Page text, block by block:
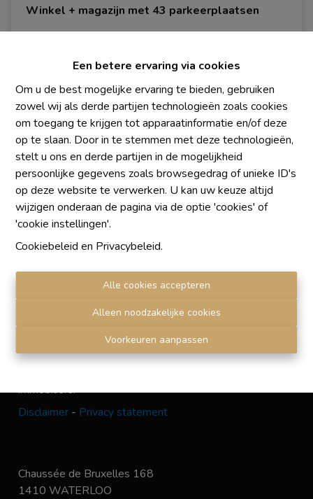
Een betere ervaring via cookies
Om u de best mogelijke ervaring te bieden, gebruiken
zowel wij als derde partijen technologieën zoals cookies
om toegang te krijgen tot apparaatinformatie en/of deze
op te slaan. Door in te stemmen met deze technologieën,
stelt u ons en derde partijen in de mogelijkheid
persoonlijke gegevens zoals browsegedrag of unieke ID's
op deze website te verwerken. U kan uw keuze altijd
wijzigen onderaan de pagina via de optie 'cookies' of
'cookie instellingen'.
Cookiebeleid en Privacybeleid.
Alle cookies accepteren
Alleen noodzakelijke cookies
Voorkeuren aanpassen
Winkel + magazijn met 43 parkeerplaatsen
€ 890.000
2881 m² 1 43
Chaque agence est juridiquement et financièrement
SRL IMMO Water Lane - TVA BE 0755330288
Agrétion I.P.I. N° 510.423
RC professionnelle et cautionnement vis AXA Belgium
Institut professionnel des agents immobiliers, rue du
Luxembourg 16 B, 1000 Bruxelles. Lecode de
immobiliers.
Disclaimer - Privacy statement
Chaussée de Bruxelles 168
1410 WATERLOO